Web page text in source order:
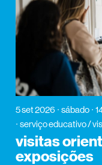
5 set 2026 sábado
serviço educativo /
visitas
exposições